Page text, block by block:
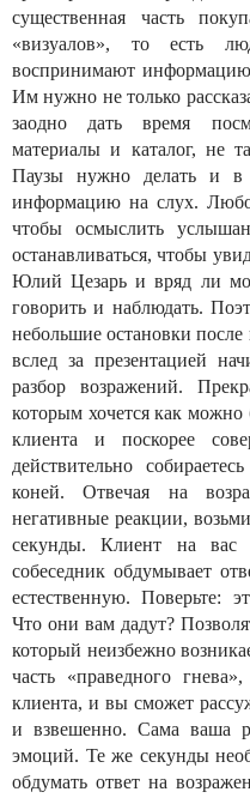
существенная часть
«визуалов», то есть
воспринимают информацию
Им нужно не только
заодно дать время
материалы и каталог, не
Паузы нужно делать и в
информацию на слух.
чтобы осмыслить
останавливаться, чтобы
Юлий Цезарь и вряд ли
говорить и наблюдать.
небольшие остановки
вслед за презентацией
разбор возражений.
которым хочется как можно
клиента и поскорее
действительно
коней. Отвечая на
негативные реакции,
секунды. Клиент на вас
собеседник обдумывает
естественную. Поверьте:
Что они вам дадут?
который неизбежно
часть «праведного
клиента, и вы сможет
и взвешенно. Сама ваша
эмоций. Те же секунды
обдумать ответ на